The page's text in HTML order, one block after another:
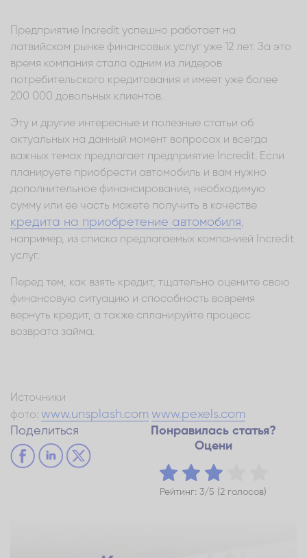
Предприятие Incredit успешно работает на
латвийском рынке финансовых услуг уже 12 лет. За это
время компания стала одним из лидеров
потребительского кредитования и имеет уже более
200 000 довольных клиентов.
Эту и другие интересные и полезные статьи об
актуальных на данный момент вопросах и всегда
важных темах предлагает предприятие Incredit. Если
планируете приобрести автомобиль и вам нужно
дополнительное финансирование, необходимую
сумму или ее часть можете получить в качестве
кредита на приобретение автомобиля,
например, из списка предлагаемых компанией Incredit
услуг.
Перед тем, как взять кредит, тщательно оцените свою
финансовую ситуацию и способность вовремя
вернуть кредит, а также спланируйте процесс
возврата займа.
Источники
фото: www.unsplash.com www.pexels.com
Поделиться
Понравилась статья?
Оцени
Рейтинг: 3/5 (2 голосов)